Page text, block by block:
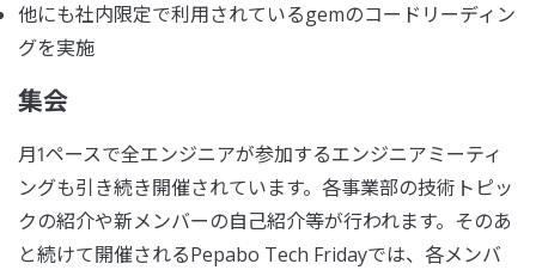
他にも社内限定で利用されているgemのコードリーディン
グを実施
集会
月1ペースで全エンジニアが参加するエンジニアミーティ
ングも引き続き開催されています。各事業部の技術トピッ
クの紹介や新メンバーの自己紹介等が行われます。そのあ
と続けて開催されるPepabo Tech Fridayでは、各メンバ